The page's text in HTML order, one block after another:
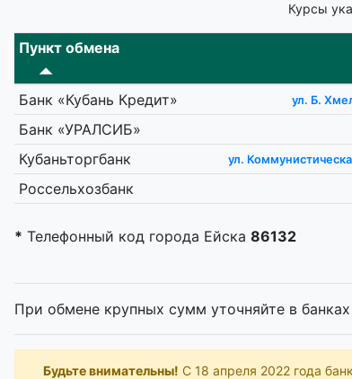
Курсы
Пункт обмена
Банк «Кубань Кредит» ул. Б.
Банк «УРАЛСИБ»
Кубаньторгбанк ул.
Россельхозбанк
* Телефонный код города Ейска 86132
При обмене крупных сумм уточняйте в
Будьте внимательны! С 18 апреля 2022 года